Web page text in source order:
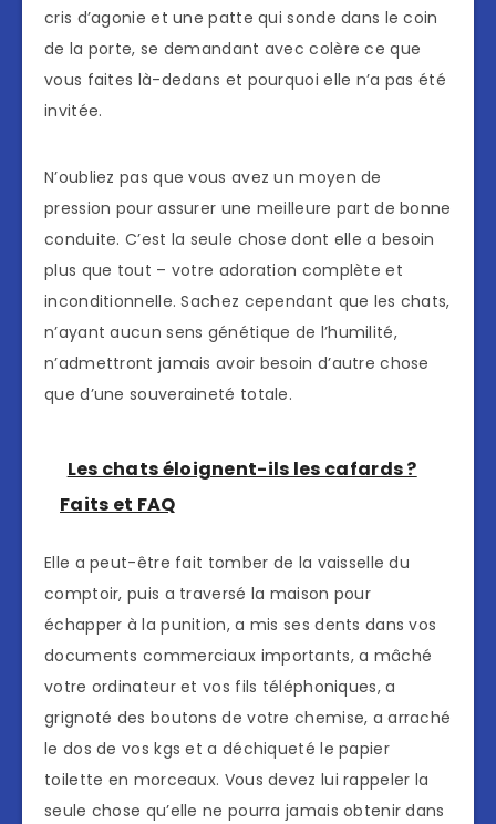
cris d’agonie et une patte qui sonde dans le coin
de la porte, se demandant avec colère ce que
vous faites là-dedans et pourquoi elle n’a pas été
invitée.
N’oubliez pas que vous avez un moyen de
pression pour assurer une meilleure part de bonne
conduite. C’est la seule chose dont elle a besoin
plus que tout – votre adoration complète et
inconditionnelle. Sachez cependant que les chats,
n’ayant aucun sens génétique de l’humilité,
n’admettront jamais avoir besoin d’autre chose
que d’une souveraineté totale.
Les chats éloignent-ils les cafards ?
Faits et FAQ
Elle a peut-être fait tomber de la vaisselle du
comptoir, puis a traversé la maison pour
échapper à la punition, a mis ses dents dans vos
documents commerciaux importants, a mâché
votre ordinateur et vos fils téléphoniques, a
grignoté des boutons de votre chemise, a arraché
le dos de vos kgs et a déchiqueté le papier
toilette en morceaux. Vous devez lui rappeler la
seule chose qu’elle ne pourra jamais obtenir dans